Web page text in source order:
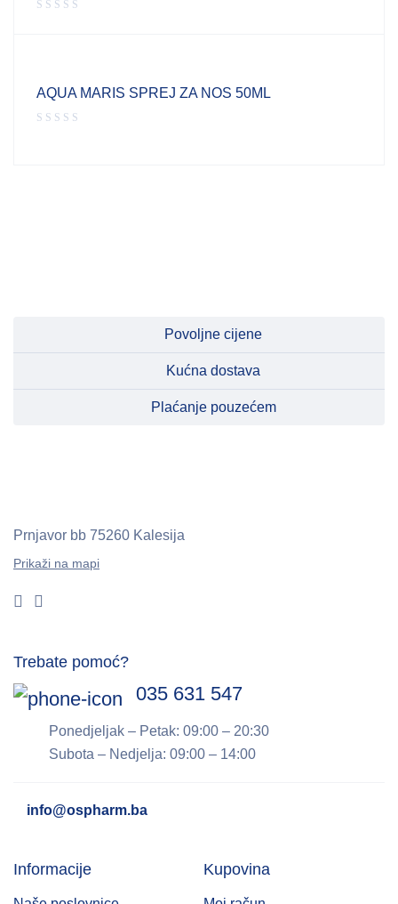
AQUA MARIS SPREJ ZA NOS 50ML
Povoljne cijene
Kućna dostava
Plaćanje pouzećem
Prnjavor bb 75260 Kalesija
Prikaži na mapi
Trebate pomoć?
035 631 547
Ponedjeljak – Petak: 09:00 – 20:30
Subota – Nedjelja: 09:00 – 14:00
info@ospharm.ba
Informacije Kupovina